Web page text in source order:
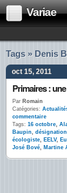
Variae
Tags » Denis
oct 15, 2011
Primaires :
Par Romain
Catégories:
commentaire
Tags: 16 octobre,
Baupin, désignation
écologiste, EELV,
José Bové, Martine